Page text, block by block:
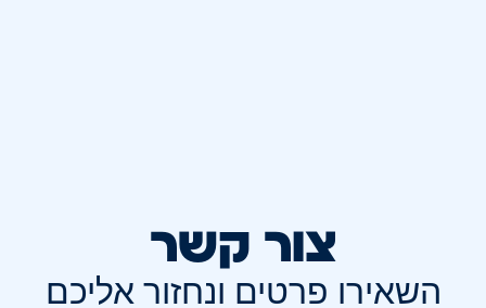
צור קשר
השאירו פרטים ונחזור אליכם